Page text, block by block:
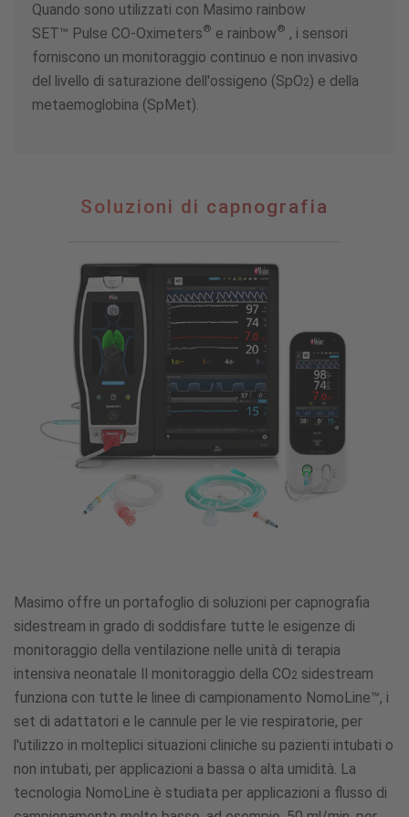
Quando sono utilizzati con Masimo rainbow
SET™ Pulse CO-Oximeters® e rainbow® , i sensori
forniscono un monitoraggio continuo e non invasivo
del livello di saturazione dell'ossigeno (SpO2) e della
metaemoglobina (SpMet).
Soluzioni di capnografia
Masimo offre un portafoglio di soluzioni per capnografia
sidestream in grado di soddisfare tutte le esigenze di
monitoraggio della ventilazione nelle unità di terapia
intensiva neonatale Il monitoraggio della CO2 sidestream
funziona con tutte le linee di campionamento NomoLine™, i
set di adattatori e le cannule per le vie respiratorie, per
l'utilizzo in molteplici situazioni cliniche su pazienti intubati o
non intubati, per applicazioni a bassa o alta umidità. La
tecnologia NomoLine è studiata per applicazioni a flusso di